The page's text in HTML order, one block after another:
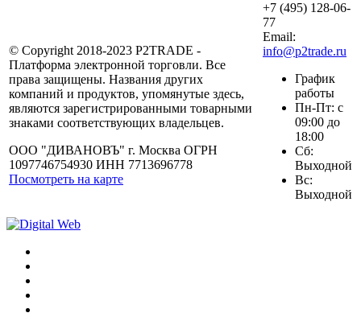
© Copyright 2018-2023 P2TRADE -
Платформа электронной торговли. Все
права защищены. Названия других
компаний и продуктов, упомянутые здесь,
являются зарегистрированными товарными
знаками соответствующих владельцев.
ООО "ДИВАНОВЪ" г. Москва ОГРН
1097746754930 ИНН 7713696778
Посмотреть на карте
+7 (495) 128-06-
77
Email:
info@p2trade.ru
График
работы
Пн-Пт: с
09:00 до
18:00
Сб:
Выходной
Вс:
Выходной